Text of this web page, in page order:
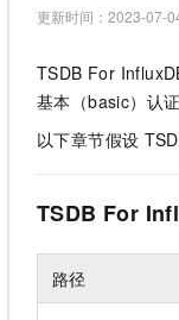
更新时间： 2023-07-
TSDB For
基本（basic）认
以下章节假设
TSDB For
路径
Qwen3.8-Max HOT
多元化、高性能、安全可
无影云电脑
随时随地安全接入的云上
云解析DNS
云原生大数据计算服务
HappyHorse 打造一站
快速拥有专属 OpenClaw
推荐新用户得奖励，单订
云工开物
高校专属算力普惠，学生
解决方案免费试用 新老
AI 产品 免费试用
1亿+ 大模型 tokens 和
管理和优化成本
观测云
Tuya 物联网平台阿里云
电子合同
畅捷通
Tableau 订阅
销售伙伴合作计划
无影生态合作计划
Salesforce On Alibaba
Consulting Partner 合
自助服务
在线服务
工单服务
分析师报告
研究报告与白皮书
云开发大赛